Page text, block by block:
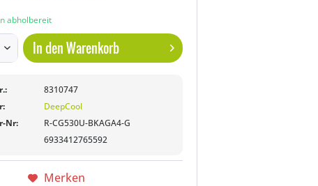
abholbereit
In denWarenkorb
8310747
DeepCool
Nr:
R-CG530U-BKAGA4-G
6933412765592
Merken